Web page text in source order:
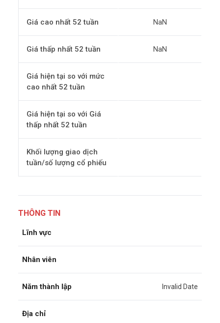
Giá cao nhất 52 tuần NaN
Giá thấp nhất 52 tuần NaN
Giá hiện tại so với mức
cao nhất 52 tuần
Giá hiện tại so với Giá
thấp nhất 52 tuần
Khối lượng giao dịch
tuần/số lượng cổ phiếu
THÔNG TIN
Lĩnh vực
Nhân viên
Năm thành lập Invalid Date
Địa chỉ